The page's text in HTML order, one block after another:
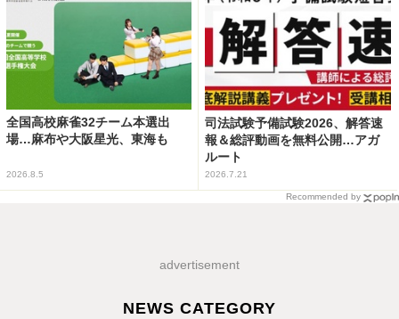
全国高校麻雀32チーム本選出
場…麻布や大阪星光、東海も
2026.8.5
司法試験予備試験2026、解答速
報＆総評動画を無料公開…アガ
ルート
2026.7.21
Recommended by
advertisement
NEWS CATEGORY